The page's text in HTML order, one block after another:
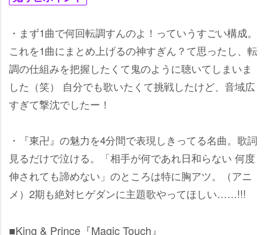
・まず1曲で何回転調すんのよ！っていうすごい構成。
これを1曲にまとめ上げるの神すぎん？て思ったし、転
調の仕組みを把握したくて鬼のように聴いてしまいま
した（笑） 自分でも歌いたくて挑戦したけど、音域広
すぎて撃沈でしたー！
・『東卍』の魅力を4分間で表現しきってる名曲。歌詞
見るだけで泣ける。「相手が何であれ日和らない 何度
伸されても諦めない」のところは特に胸アツ。（アニ
メ）2期も絶対ヒゲダンに主題歌やってほしい……!!!
■King & Prince『Magic Touch』